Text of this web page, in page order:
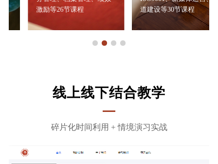
激励等26节课程
道建设等30节课程
线上线下结合教学
碎片化时间利用 + 情境演习实战